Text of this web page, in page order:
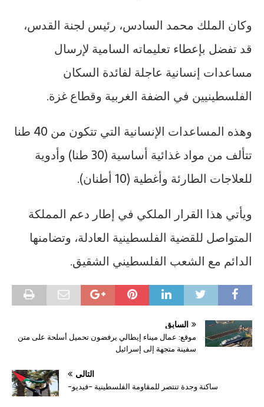
وكان الملك محمد السادس، رئيس لجنة القدس،
قد تفضل بإعطاء تعليماته السامية لإرسال
مساعدات إنسانية عاجلة لفائدة السكان
الفلسطينيين في الضفة الغربية وقطاع غزة.
وهذه المساعدات الإنسانية التي تتكون من 40 طنا
تتألف من مواد غذائية أساسية (30 طنا) وأدوية
للعلاجات الطارئة وأغطية (10 أطنان).
ويأتي هذا القرار الملكي في إطار دعم المملكة
المتواصل للقضية الفلسطينية العادلة، وتضامنها
الدائم مع الشعب الفلسطيني الشقيق.
السابق
موقع: عمال ميناء إيطالي يرفضون تحميل أسلحة على متن
سفينة متجهة إلى إسرائيل
التالي
ساكنة وجدة تنتصر للمقاومة الفلسطينية -فيديو-